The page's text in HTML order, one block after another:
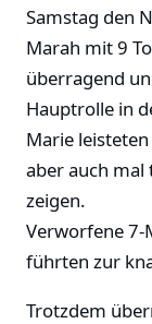
Samstag den
Marah mit 9
überragend
Hauptrolle in
Marie
aber auch
zeigen.
Verworfene 7-
führten zur
Trotzdem